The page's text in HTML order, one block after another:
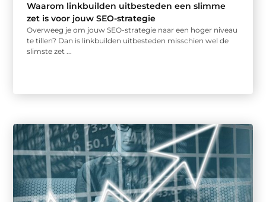
Waarom linkbuilden uitbesteden een slimme
zet is voor jouw SEO-strategie
Overweeg je om jouw SEO-strategie naar een hoger niveau
te tillen? Dan is linkbuilden uitbesteden misschien wel de
slimste zet ...